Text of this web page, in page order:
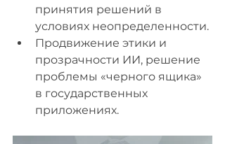
принятия решений в
условиях неопределенности.
Продвижение этики и
прозрачности ИИ, решение
проблемы «черного ящика»
в государственных
приложениях.